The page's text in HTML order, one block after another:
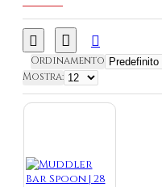
Ordinamento
Mostra: